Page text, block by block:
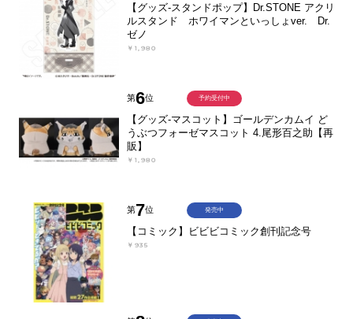
【グッズ-スタンドポップ】Dr.STONE アクリ
ルスタンド ホワイマンといっしょver. Dr.
ゼノ
￥1,980
第6位
【グッズ-マスコット】ゴールデンカムイ ど
うぶつフォーゼマスコット 4.尾形百之助【再
販】
￥1,980
予約受付中
第7位
【コミック】ビビビコミック創刊記念号
￥935
発売中